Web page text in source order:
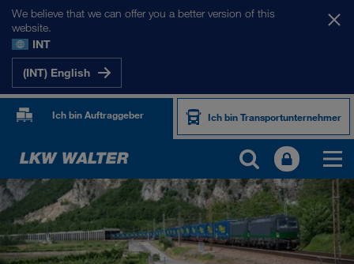
We believe that we can offer you a better version of this
website.
INT
(INT) English
Ich bin Auftraggeber Ich bin Transportunternehmer